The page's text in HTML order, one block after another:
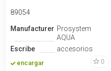
89054
ManufactureroProsystem
AQUA
Escribe
accesorios
encargar 0